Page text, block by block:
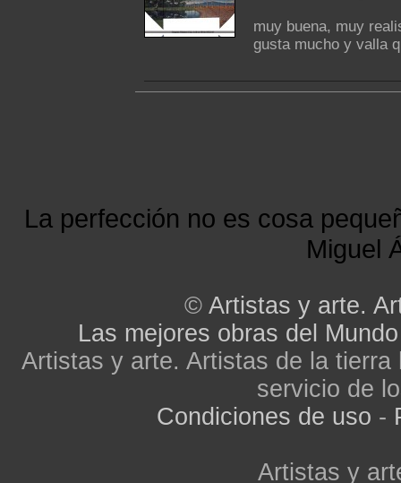
muy buena, muy
gusta mucho y valla
La perfección no es cosa
Miguel
© Artistas y arte.
Las mejores obras del Mundo
Artistas y arte. Artistas de la
servicio de
Condiciones de uso -
Artistas y